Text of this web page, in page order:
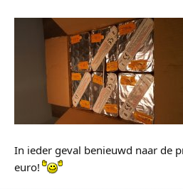
In ieder geval benieuwd naar de
euro!